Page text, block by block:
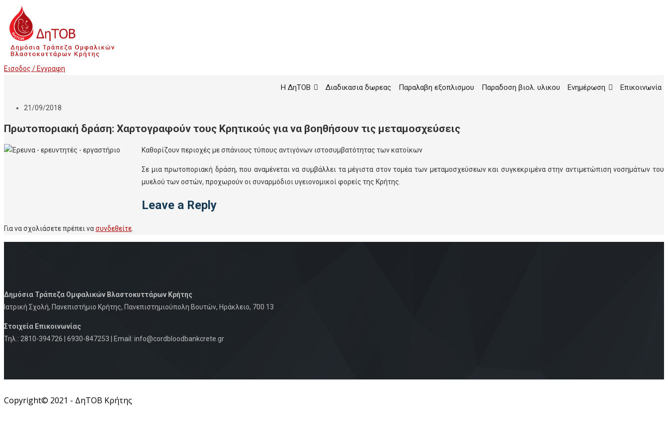
Εισοδος / Εγγραφη
Η ΔηΤΟΒ Διαδικασια δωρεας Παραλαβη εξοπλισμου Παραδοση βιολ. υλικου Ενημέρωση Επικοινωνία
21/09/2018
Πρωτοποριακή δράση: Χαρτογραφούν τους Κρητικούς για να βοηθήσουν τις μεταμοσχεύσεις
Καθορίζουν περιοχές με σπάνιους τύπους αντιγόνων ιστοσυμβατότητας των κατοίκων
Σε μια πρωτοποριακή δράση, που αναμένεται να συμβάλλει τα μέγιστα στον τομέα των μεταμοσχεύσεων και συγκεκριμένα στην αντιμετώπιση νοσημάτων του
μυελού των οστών, προχωρούν οι συναρμόδιοι υγειονομικοί φορείς της Κρήτης.
Leave a Reply
Για να σχολιάσετε πρέπει νασυνδεθείτε
Δημόσια Τράπεζα Ομφαλικών Βλαστοκυττάρων Κρήτης
Iατρική Σχολή, Πανεπιστήμιο Κρήτης, Πανεπιστημιούπολη Βουτών, Ηράκλειο, 700 13
Στοιχεία Eπικοινωνίας
Τηλ.: 2810-394726 | 6930-847253 | Email: info@cordbloodbankcrete.gr
Copyright© 2021 - ΔηΤΟΒ Κρήτης